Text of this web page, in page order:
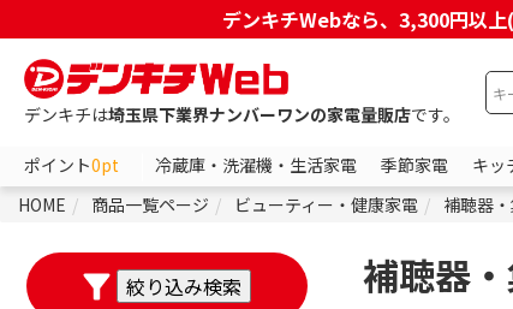
デンキチWebなら、3,300円以
デンキチは埼玉県下業界ナンバーワンの家電量販店です。
ポイント0pt 冷蔵庫・洗濯機・生活家電 季節家電 キッ
HOME
商品一覧ページ ビューティー・健康家電 補聴器
補聴器